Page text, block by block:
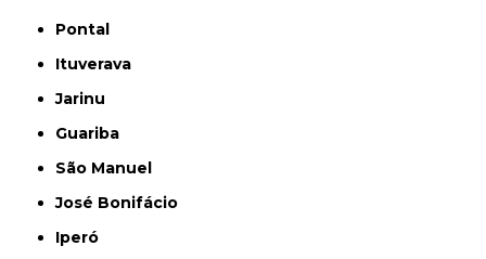
Pontal
Ituverava
Jarinu
Guariba
São Manuel
José Bonifácio
Iperó